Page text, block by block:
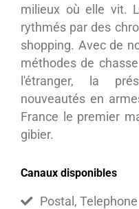
milieux où elle vit.
rythmés par des
shopping. Avec de
méthodes de
l'étranger, la
nouveautés en
France le premier
gibier.
Canaux disponibles
Postal, Telephone